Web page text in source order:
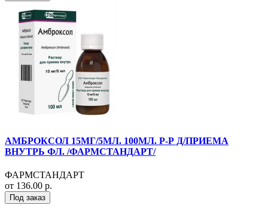
АМБРОКСОЛ 15МГ/5МЛ. 100МЛ. Р-Р Д/ПРИЕМА
ВНУТРЬ ФЛ. /ФАРМСТАНДАРТ/
ФАРМСТАНДАРТ
от 136.00 р.
Под заказ